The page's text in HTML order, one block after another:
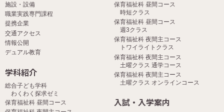
施設・設備
職業実践専門課程
提携企業
交通アクセス
情報公開
デュアル教育
保育福祉科 昼間コース
時短クラス
保育福祉科 昼間コース
週3クラス
保育福祉科 夜間主コース
トワイライトクラス
保育福祉科 夜間主コース
土曜クラス 通学コース
保育福祉科 夜間主コース
土曜クラス オンラインコース
学科紹介
総合子ども学科
わくわく探求ゼミ
保育福祉科 昼間コース
入試・入学案内